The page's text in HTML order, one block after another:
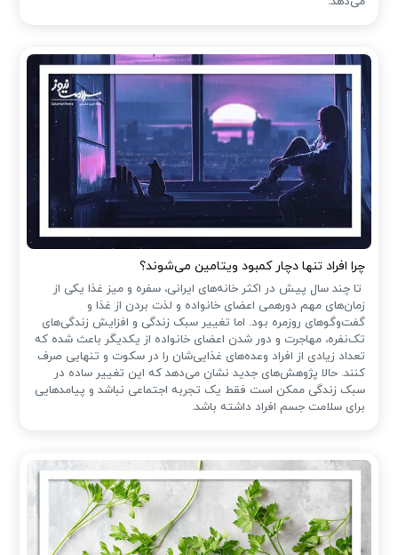
چرا افراد تنها دچار کمبود ویتامین می‌شوند؟
تا چند سال پیش در اکثر خانه‌های ایرانی، سفره و میز غذا یکی از
زمان‌های مهم دورهمی اعضای خانواده و لذت بردن از غذا و
گفت‌وگوهای روزمره بود. اما تغییر سبک زندگی و افزایش زندگی‌های
تک‌نفره، مهاجرت و دور شدن اعضای خانواده از یکدیگر باعث شده که
تعداد زیادی از افراد وعده‌های غذایی‌شان را در سکوت و تنهایی صرف
کنند. حالا پژوهش‌های جدید نشان می‌دهد که این تغییر ساده در
سبک زندگی ممکن است فقط یک تجربه اجتماعی نباشد و پیامدهایی
برای سلامت جسم افراد داشته باشد.